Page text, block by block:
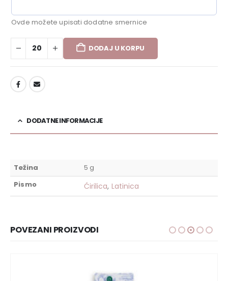
Ovde možete upisati dodatne smernice
DODAJ U KORPU
DODATNE INFORMACIJE
Težina
5 g
Pismo
Ćirilica, Latinica
POVEZANI PROIZVODI